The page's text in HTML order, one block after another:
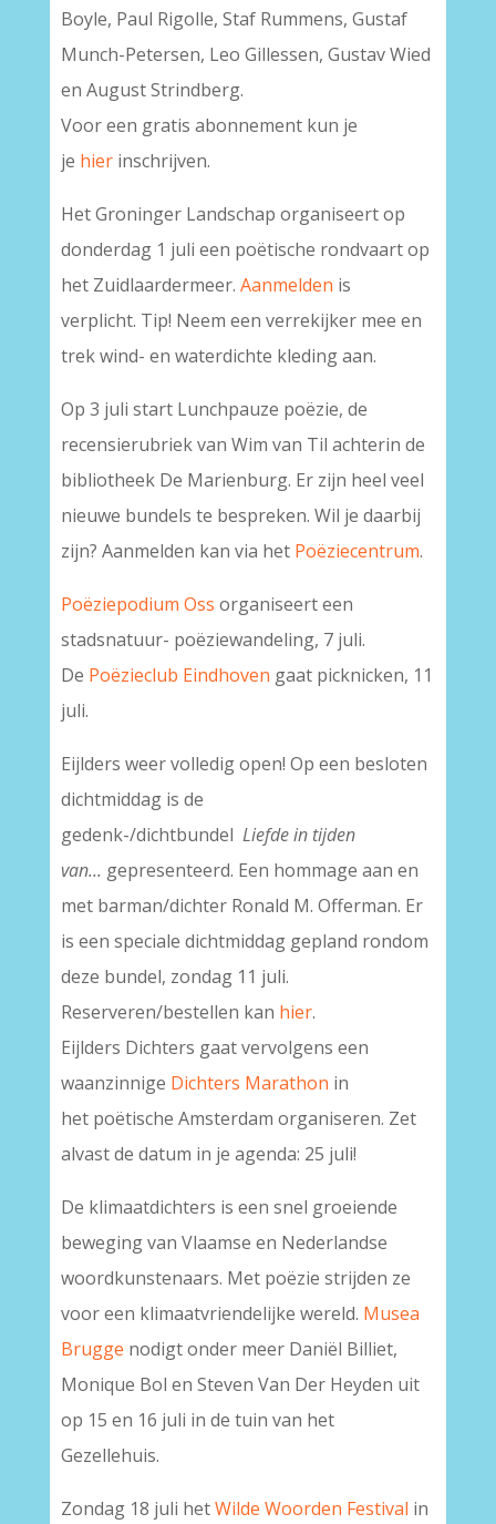
Boyle, Paul Rigolle, Staf Rummens, Gustaf
Munch-Petersen, Leo Gillessen, Gustav Wied
en August Strindberg.
Voor een gratis abonnement kun je
je hierinschrijven.
Het Groninger Landschap organiseert op
donderdag 1 juli een poëtische rondvaart op
het Zuidlaardermeer. Aanmelden is
verplicht. Tip! Neem een verrekijker mee en
trek wind- en waterdichte kleding aan.
Op 3 juli start Lunchpauze poëzie, de
recensierubriek van Wim van Til achterin de
bibliotheek De Marienburg. Er zijn heel veel
nieuwe bundels te bespreken. Wil je daarbij
zijn? Aanmelden kan via het Poëziecentrum.
Poëziepodium Oss organiseert een
stadsnatuur- poëziewandeling, 7 juli.
De Poëzieclub Eindhoven gaat picknicken, 11
juli.
Eijlders weer volledig open! Op een besloten
dichtmiddag is de
gedenk-/dichtbundel Liefde in tijden
van... gepresenteerd. Een hommage aan en
met barman/dichter Ronald M. Offerman. Er
is een speciale dichtmiddag gepland rondom
deze bundel, zondag 11 juli.
Reserveren/bestellen kan hier.
Eijlders Dichters gaat vervolgens een
waanzinnige Dichters Marathon in
het poëtische Amsterdam organiseren. Zet
alvast de datum in je agenda: 25 juli!
De klimaatdichters is een snel groeiende
beweging van Vlaamse en Nederlandse
woordkunstenaars. Met poëzie strijden ze
voor een klimaatvriendelijke wereld. Musea
Brugge nodigt onder meer Daniël Billiet,
Monique Bol en Steven Van Der Heyden uit
op 15 en 16 juli in de tuin van het
Gezellehuis.
Zondag 18 juli hetWilde Woorden Festival in